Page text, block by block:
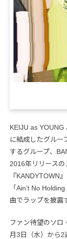
KEIJU as YOUNG
に結成したグルー
するグループ、
2016年リリース
『KANDYTOWN
「Ain’t No
曲でラップを披露
ファン待望のソロ
月3日（水）から